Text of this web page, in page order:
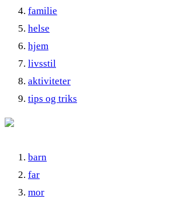
familie
helse
hjem
livsstil
aktiviteter
tips og triks
barn
far
mor